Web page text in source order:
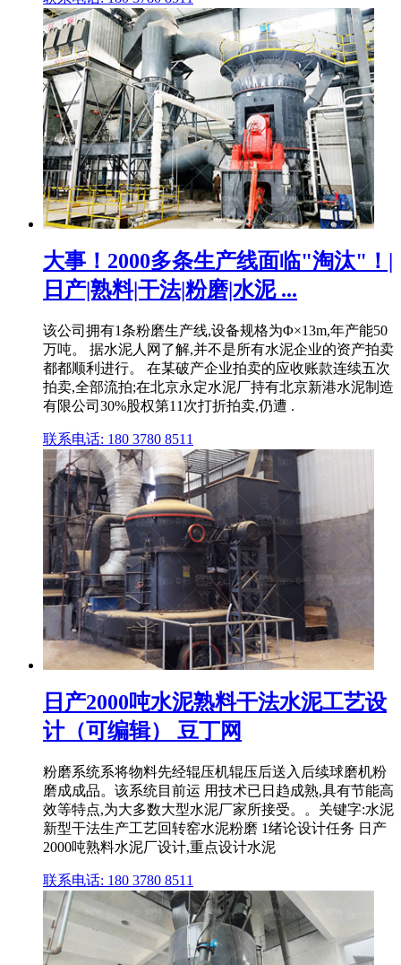
大事！2000多条生产线面临"淘汰"！|
日产|熟料|干法|粉磨|水泥 ...
该公司拥有1条粉磨生产线,设备规格为Φ×13m,年产能50
万吨。 据水泥人网了解,并不是所有水泥企业的资产拍卖
都都顺利进行。 在某破产企业拍卖的应收账款连续五次
拍卖,全部流拍;在北京永定水泥厂持有北京新港水泥制造
有限公司30%股权第11次打折拍卖,仍遭 .
联系电话: 180 3780 8511
日产2000吨水泥熟料干法水泥工艺设
计（可编辑） 豆丁网
粉磨系统系将物料先经辊压机辊压后送入后续球磨机粉
磨成成品。该系统目前运 用技术已日趋成熟,具有节能高
效等特点,为大多数大型水泥厂家所接受。。关键字:水泥
新型干法生产工艺回转窑水泥粉磨 1绪论设计任务 日产
2000吨熟料水泥厂设计,重点设计水泥
联系电话: 180 3780 8511